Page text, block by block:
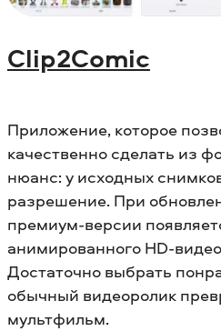
Clip2Comic
Приложение, которое
качественно сделать из
нюанс: у исходных
разрешение. При
премиум-версии
анимированного HD-
Достаточно выбрать
обычный видеоролик
мультфильм.